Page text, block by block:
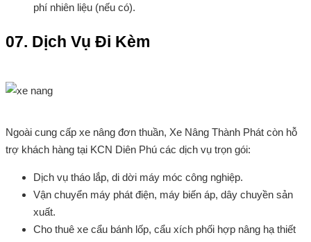
phí nhiên liệu (nếu có).
07. Dịch Vụ Đi Kèm
Ngoài cung cấp xe nâng đơn thuần, Xe Nâng Thành Phát còn hỗ
trợ khách hàng tại KCN Diên Phú các dịch vụ trọn gói:
Dịch vụ tháo lắp, di dời máy móc công nghiệp.
Vận chuyển máy phát điện, máy biến áp, dây chuyền sản
xuất.
Cho thuê xe cẩu bánh lốp, cẩu xích phối hợp nâng hạ thiết